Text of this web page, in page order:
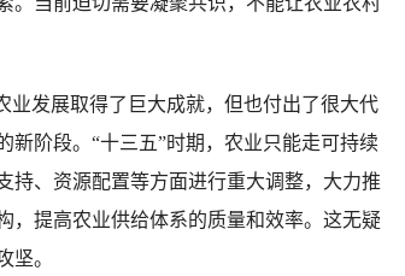
发展取得了巨大成就，但也付出了很大代
阶段。“十三五”时期，农业只能走可持续
持、资源配置等方面进行重大调整，大力推
，提高农业供给体系的质量和效率。这无疑
坚。